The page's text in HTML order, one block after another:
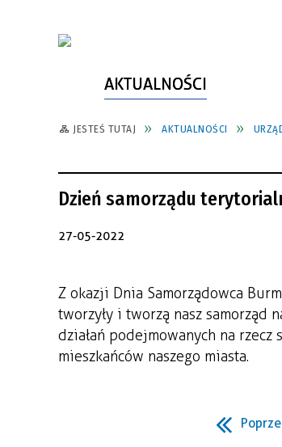
AKTUALNOŚCI
WŁADZE MIASTA
URZĄD STANU CYWILNEGO
RADA MIEJSKA
STRATEGIE, PLANY, PROGRAMY
FUNDUSZE ZEWNĘTRZNE
INFORMACJE O MIEŚCIE
PARTNERZY, NGO
JEDNOSTKI MIEJSKIE
INWESTYCJE MIEJSKIE
POWIATOWY LIDER
PRZEDSIĘBIORCZOŚCI
GAZETA SAMORZĄDOWA
SPORT
SZLAKI TURYSTYCZNE
ZABYTKI
ZAŁATW SPRAWĘ
BEZPIECZEŃSTWO
ZWIERZĘTA W GMINIE
INFORMATOR
KOMUNIKACJA I TRANSPORT
ZAGOSPODAROWANIE
JESTEŚ TUTAJ AKTUALNOŚCI
Dzień samorządu
27-05-2022
Z okazji Dnia Samorządowca
tworzyły i tworzą nasz samorząd
działań podejmowanych na
mieszkańców naszego miasta.